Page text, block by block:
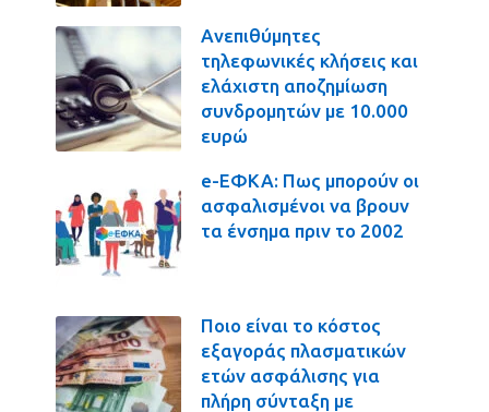
Ανεπιθύμητες
τηλεφωνικές κλήσεις και
ελάχιστη αποζημίωση
συνδρομητών με 10.000
ευρώ
e-ΕΦΚΑ: Πως μπορούν οι
ασφαλισμένοι να βρουν
τα ένσημα πριν το 2002
Ποιο είναι το κόστος
εξαγοράς πλασματικών
ετών ασφάλισης για
πλήρη σύνταξη με